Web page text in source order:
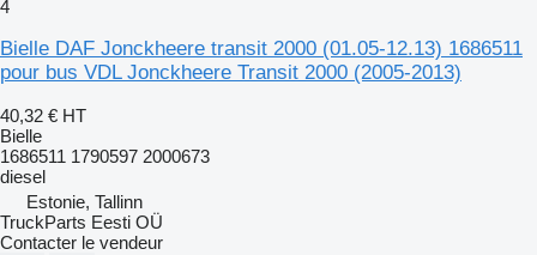
4
Bielle DAF Jonckheere transit 2000 (01.05-12.13) 1686511
pour bus VDL Jonckheere Transit 2000 (2005-2013)
40,32 € HT
Bielle
1686511 1790597 2000673
diesel
Estonie, Tallinn
TruckParts Eesti OÜ
Contacter le vendeur